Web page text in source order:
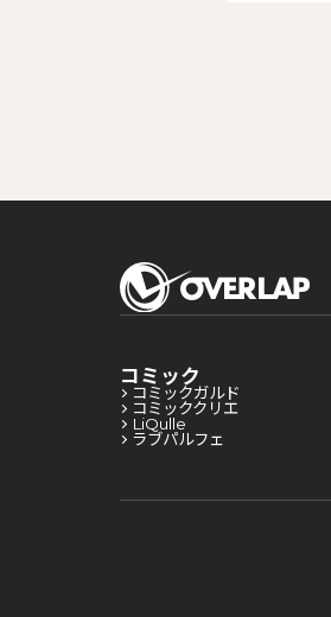
コミック
コミックガルド
コミッククリエ
LiQulle
ラブパルフェ